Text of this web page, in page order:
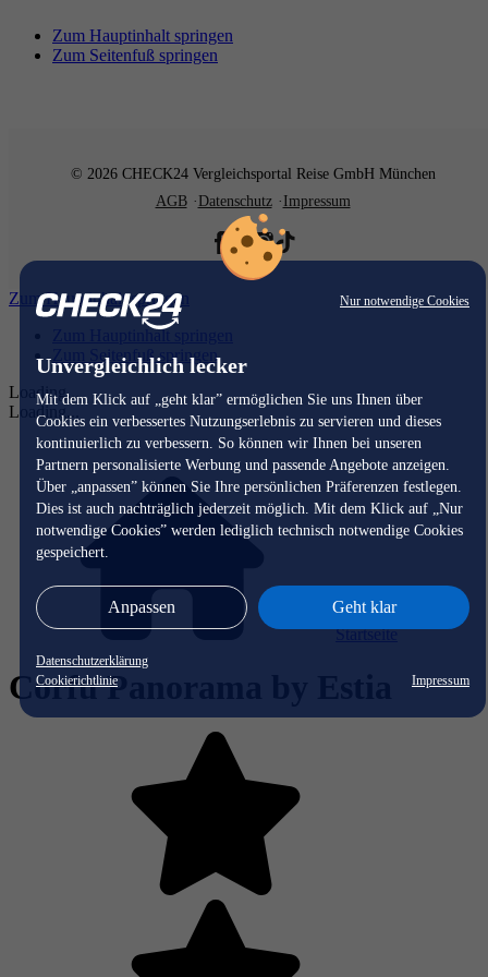
Nur notwendige Cookies
Unvergleichlich lecker
Mit dem Klick auf „geht klar” ermöglichen Sie uns Ihnen über
Cookies ein verbessertes Nutzungserlebnis zu servieren und dieses
kontinuierlich zu verbessern. So können wir Ihnen bei unseren
Partnern personalisierte Werbung und passende Angebote anzeigen.
Über „anpassen” können Sie Ihre persönlichen Präferenzen festlegen.
Dies ist auch nachträglich jederzeit möglich. Mit dem Klick auf „Nur
notwendige Cookies” werden lediglich technisch notwendige Cookies
gespeichert.
Anpassen Geht klar
Datenschutzerklärung
Cookierichtlinie
Impressum
Zum Hauptinhalt springen
Zum Seitenfuß springen
© 2026 CHECK24 Vergleichsportal Reise GmbH München
AGB
Datenschutz Impressum
Zum Hauptinhalt springen
Zum Hauptinhalt springen
Zum Seitenfuß springen
Loading...
Loading...
Startseite
Corfu Panorama by Estia